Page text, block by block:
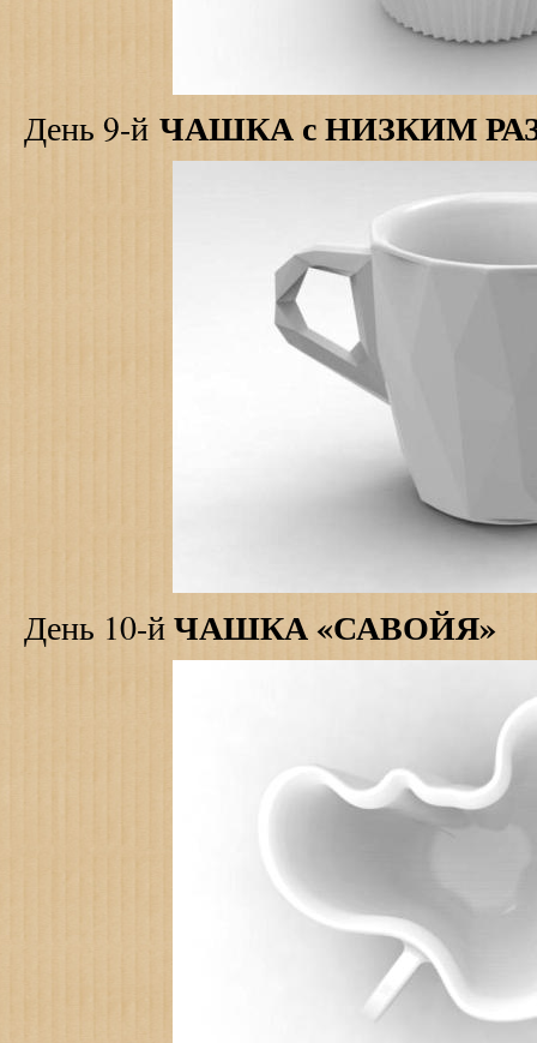
День 9-й ЧАШКА с НИЗКИМ
День 10-йЧАШКА «САВОЙЯ»